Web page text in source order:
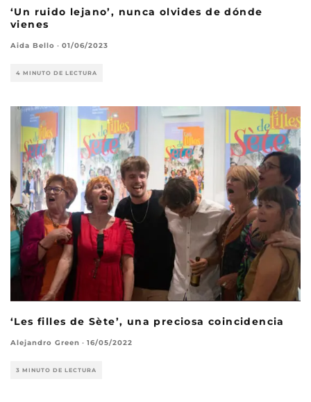
‘Un ruido lejano’, nunca olvides de dónde
vienes
Aida Bello · 01/06/2023
4 MINUTO DE LECTURA
‘Les filles de Sète’, una preciosa coincidencia
Alejandro Green · 16/05/2022
3 MINUTO DE LECTURA